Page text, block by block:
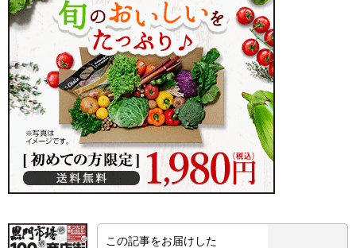
この記事をお届けした